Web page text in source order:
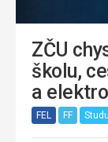
ZČU
školu,
a
FEL FF